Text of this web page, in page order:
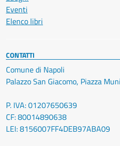
Eventi
Elenco libri
CONTATTI
Comune di Napoli
Palazzo San Giacomo, Piazza
P. IVA: 01207650639
CF: 80014890638
LEI: 8156007FF4DEB97ABA09